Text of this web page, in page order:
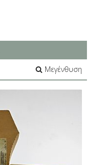
Μεγένθυση